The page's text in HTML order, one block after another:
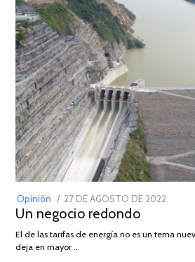
Opinión
POSTED
ON
27 DE AGOSTO DE 2022
DE
Un negocio redondo
El de las tarifas de energía no es un tema
deja en mayor …